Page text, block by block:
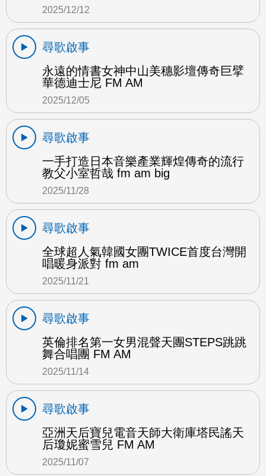
2025/12/12
尋歌啟事
永遠的情書女神中山美穗影壇傳奇巨擘
華德迪士尼 FM AM
2025/12/05
尋歌啟事
一手打造日本音樂產業輝煌傳奇的流行
教父小室哲哉 fm am big
2025/11/28
尋歌啟事
全球超人氣韓國女團TWICE首度台灣開
唱暖身派對 fm am
2025/11/21
尋歌啟事
英倫排名第一女男混聲天團STEPS跳跳
舞合唱團 FM AM
2025/11/14
尋歌啟事
亞洲天后寶兒電音天師大衛庫塔民謠天
后瓊妮蜜雪兒 FM AM
2025/11/07